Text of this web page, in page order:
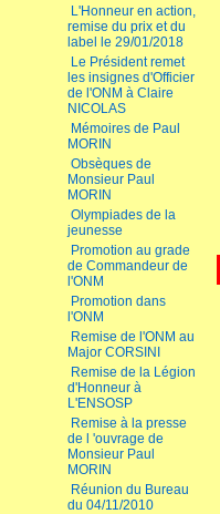
L'Honneur en action,
remise du prix et du
label le 29/01/2018
Le Président remet
les insignes d'Officier
de l'ONM à Claire
NICOLAS
Mémoires de Paul
MORIN
Obsèques de
Monsieur Paul
MORIN
Olympiades de la
jeunesse
Promotion au grade
de Commandeur de
l'ONM
Promotion dans
l'ONM
Remise de l'ONM au
Major CORSINI
Remise de la Légion
d'Honneur à
L'ENSOSP
Remise à la presse
de l 'ouvrage de
Monsieur Paul
MORIN
Réunion du Bureau
du 04/11/2010